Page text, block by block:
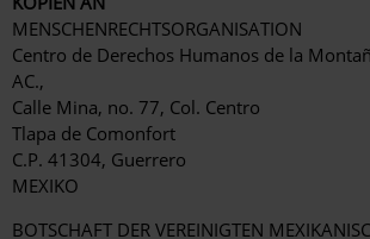
MENSCHENRECHTSORGANISATION
Centro de Derechos Humanos de la
AC.,
Calle Mina, no. 77, Col. Centro
Tlapa de Comonfort
C.P. 41304, Guerrero
MEXIKO
BOTSCHAFT DER VEREINIGTEN